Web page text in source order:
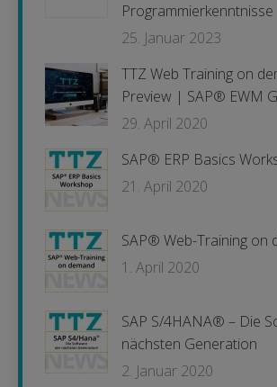
Programmierkenntnisse
25. Januar 2023
TTZ Web Training on
Preview | SAP® EWM
29. April 2020
SAP® ERP Basics
21. April 2020
SAP® Web-Training on
1. April 2020
SAP S/4HANA® – Die
nächsten Generation
2. Januar 2020